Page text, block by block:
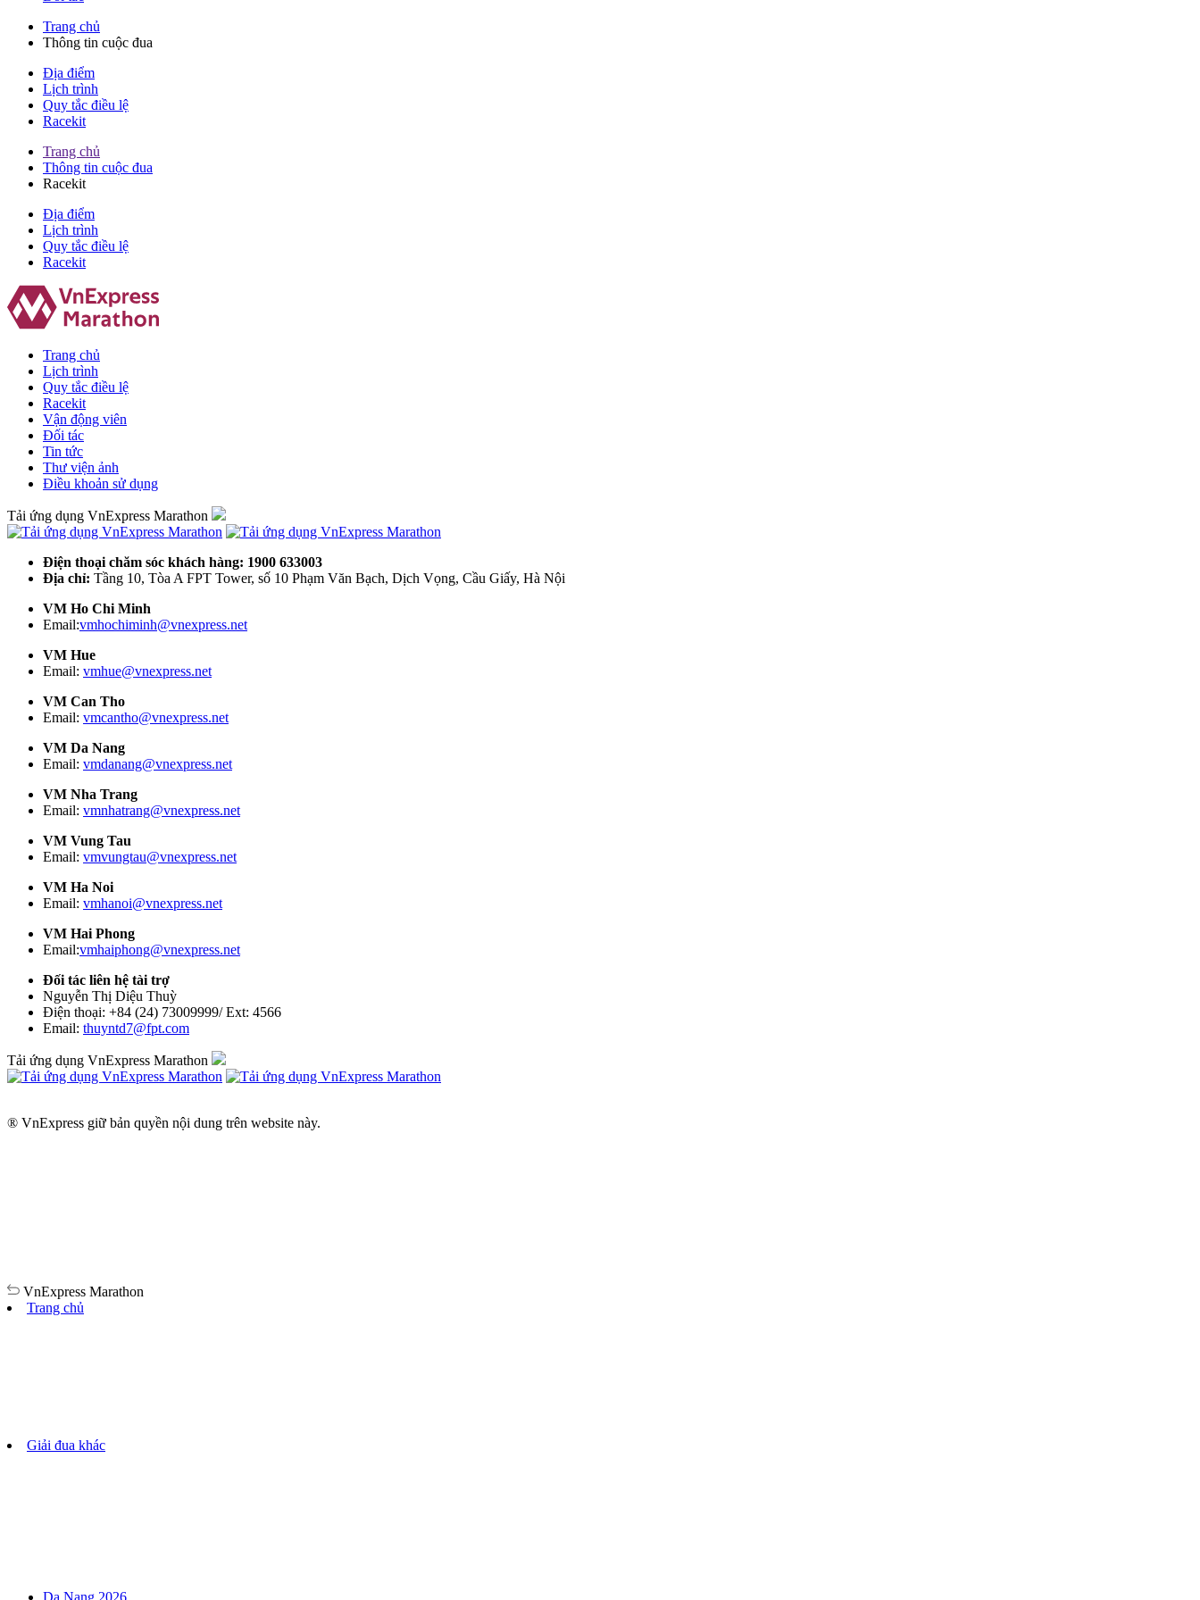
Trang chủ
Thông tin cuộc đua
Địa điểm
Lịch trình
Quy tắc điều lệ
Racekit
Trang chủ
Thông tin cuộc đua
Racekit
Địa điểm
Lịch trình
Quy tắc điều lệ
Racekit
Trang chủ
Lịch trình
Quy tắc điều lệ
Racekit
Vận động viên
Đối tác
Tin tức
Thư viện ảnh
Điều khoản sử dụng
Tải ứng dụng VnExpress Marathon
Điện thoại chăm sóc khách hàng: 1900 633003
Địa chỉ: Tầng 10, Tòa A FPT Tower, số 10 Phạm Văn Bạch, Dịch Vọng, Cầu Giấy, Hà Nội
VM Ho Chi Minh
Email:vmhochiminh@vnexpress.net
VM Hue
Email: vmhue@vnexpress.net
VM Can Tho
Email: vmcantho@vnexpress.net
VM Da Nang
Email: vmdanang@vnexpress.net
VM Nha Trang
Email: vmnhatrang@vnexpress.net
VM Vung Tau
Email: vmvungtau@vnexpress.net
VM Ha Noi
Email: vmhanoi@vnexpress.net
VM Hai Phong
Email:vmhaiphong@vnexpress.net
Đối tác liên hệ tài trợ
Nguyễn Thị Diệu Thuỳ
Điện thoại: +84 (24) 73009999/ Ext: 4566
Email: thuyntd7@fpt.com
Tải ứng dụng VnExpress Marathon
® VnExpress giữ bản quyền nội dung trên website này.
VnExpress Marathon
Trang chủ
Giải đua khác
Da Nang 2026